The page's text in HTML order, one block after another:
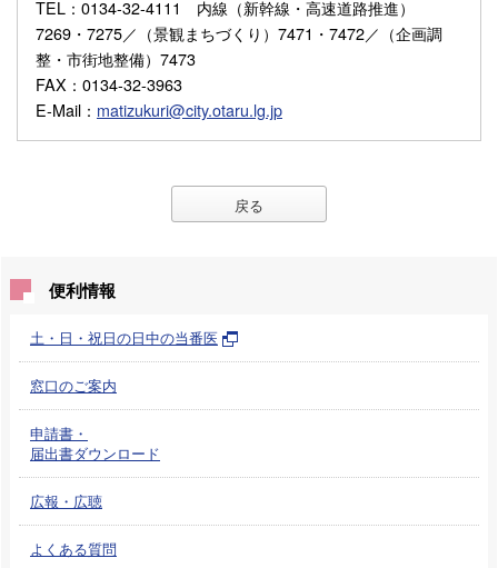
TEL ：0134-32-4111 内線（新幹線・高速道路推進）
7269・7275／（景観まちづくり）7471・7472／（企画調
整・市街地整備）7473
FAX ：0134-32-3963
E-Mail ： matizukuri@city.otaru.lg.jp
戻る
便利情報
土・日・祝日の日中の当番医
窓口のご案内
申請書・
届出書ダウンロード
広報・広聴
よくある質問